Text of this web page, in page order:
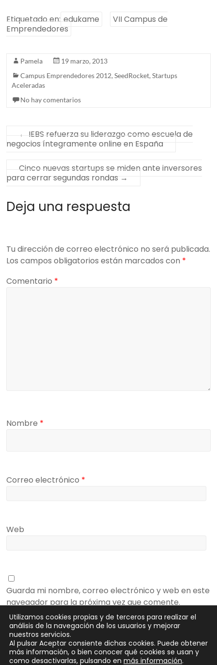
Etiquetado en: edukame
VII Campus de
Emprendedores
Pamela
19 marzo, 2013
Campus Emprendedores 2012,SeedRocket,Startups
Aceleradas
No hay comentarios
←
IEBS refuerza su liderazgo como escuela de
negocios íntegramente online en España
Cinco nuevas startups se miden ante inversores
para cerrar segundas rondas →
Deja una respuesta
Tu dirección de correo electrónico no será publicada.
Los campos obligatorios están marcados con *
Comentario *
Nombre *
Correo electrónico *
Web
Guarda mi nombre, correo electrónico y web en este
navegador para la próxima vez que comente.
Utilizamos cookies propias y de terceros para realizar el
análisis de la navegación de los usuarios y mejorar
nuestros servicios.
Al pulsar Aceptar consiente dichas cookies. Puede obtener
más información, o bien conocer qué cookies se usan y
como desactivarlas, pulsando en más información.